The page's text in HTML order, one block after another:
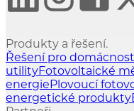
Produkty a řešení.
Řešení pro domácnost
utilityFotovoltaické
energiePlovoucí
energetické produkty